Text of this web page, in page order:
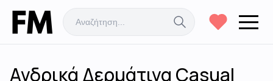
Ανδρικά Δερμάτινα Casual